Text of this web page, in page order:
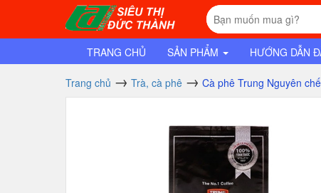
TRANG CHỦ SẢN PHẨM HƯỚNG DẪN
Trang chủ Trà, cà phê Cà phê Trung Nguyên